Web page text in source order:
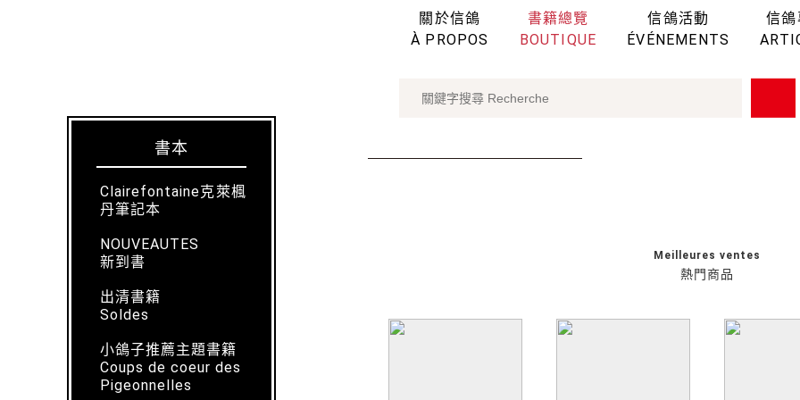
關於信鴿
À PROPOS
書籍總覽
BOUTIQUE
信鴿活動
ÉVÉNEMENTS
信鴿
書本
Clairefontaine克萊楓
丹筆記本
NOUVEAUTES
新到書
出清書籍
Soldes
小鴿子推薦主題書籍
Coups de coeur des
Pigeonnelles
熱門商品
Meilleures ventes